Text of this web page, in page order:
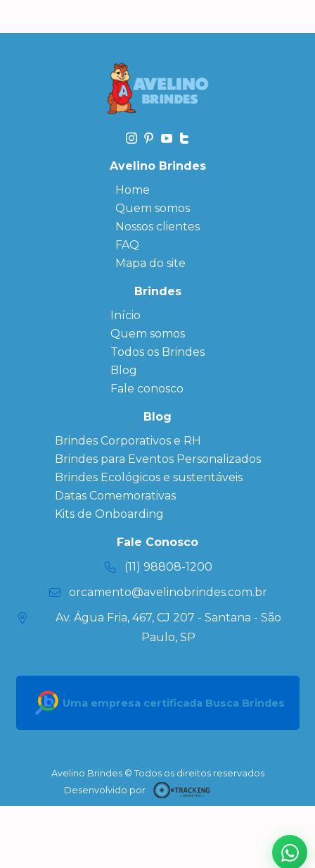
Avelino Brindes
Home
Quem somos
Nossos clientes
FAQ
Mapa do site
Brindes
Início
Quem somos
← Back
FAQ
Sitemap
Todos os Brindes
← Back
Agendas
Personalizadas
Personalizado
personalizados
Brindes
Corporativos
Copos Térmicos
Personalizados
Datas Especiais
Ecobag
Personalizada
Kits
Blog
Fale conosco
Blog
Brindes Corporativos e RH
Brindes para Eventos Personalizados
Brindes Ecológicos e sustentáveis
Datas Comemorativas
Kits de Onboarding
Fale Conosco
(11) 98808-1200
orcamento@avelinobrindes.com.br
Av. Água Fria, 467, CJ 207 - Santana - São
Paulo, SP
Uma empresa certificada Busca Brindes
Avelino Brindes © Todos os direitos reservados
Desenvolvido por